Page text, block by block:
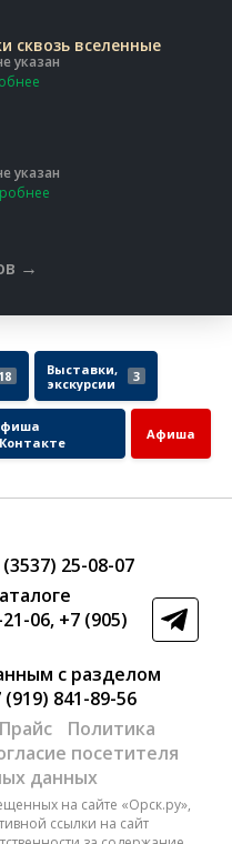
сквозь вселенные
указан
указан
→
18
Выставки,
экскурсии
3
Афиша
(3537) 25-08-07
06, +7 (905)
с разделом
(919) 841-89-56
Прайс
Политика
посетителя
данных
на сайте «Орск.ру»,
ссылки на сайт